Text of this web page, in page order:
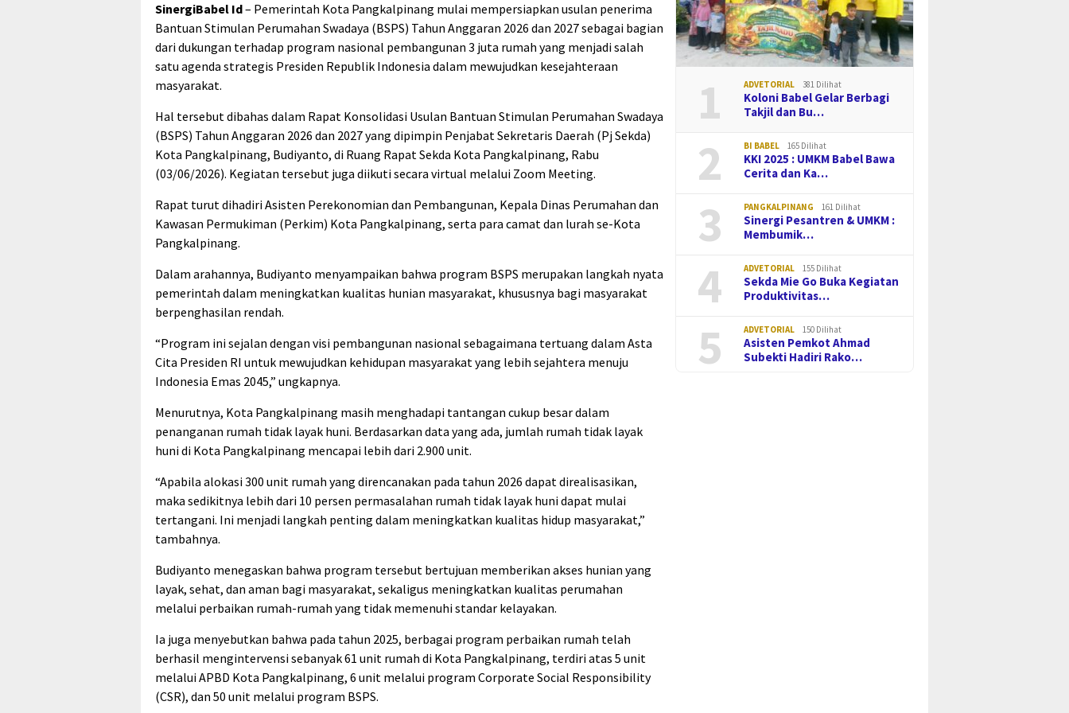
SinergiBabel Id– Pemerintah Kota Pangkalpinang mulai mempersiapkan usulan penerima
Bantuan Stimulan Perumahan Swadaya (BSPS) Tahun Anggaran 2026 dan 2027 sebagai bagian
dari dukungan terhadap program nasional pembangunan 3 juta rumah yang menjadi salah
satu agenda strategis Presiden Republik Indonesia dalam mewujudkan kesejahteraan
masyarakat.
Hal tersebut dibahas dalam Rapat Konsolidasi Usulan Bantuan Stimulan Perumahan Swadaya
(BSPS) Tahun Anggaran 2026 dan 2027 yang dipimpin Penjabat Sekretaris Daerah (Pj Sekda)
Kota Pangkalpinang, Budiyanto, di Ruang Rapat Sekda Kota Pangkalpinang, Rabu
(03/06/2026). Kegiatan tersebut juga diikuti secara virtual melalui Zoom Meeting.
Rapat turut dihadiri Asisten Perekonomian dan Pembangunan, Kepala Dinas Perumahan dan
Kawasan Permukiman (Perkim) Kota Pangkalpinang, serta para camat dan lurah se-Kota
Pangkalpinang.
Dalam arahannya, Budiyanto menyampaikan bahwa program BSPS merupakan langkah nyata
pemerintah dalam meningkatkan kualitas hunian masyarakat, khususnya bagi masyarakat
berpenghasilan rendah.
“Program ini sejalan dengan visi pembangunan nasional sebagaimana tertuang dalam Asta
Cita Presiden RI untuk mewujudkan kehidupan masyarakat yang lebih sejahtera menuju
Indonesia Emas 2045,” ungkapnya.
Menurutnya, Kota Pangkalpinang masih menghadapi tantangan cukup besar dalam
penanganan rumah tidak layak huni. Berdasarkan data yang ada, jumlah rumah tidak layak
huni di Kota Pangkalpinang mencapai lebih dari 2.900 unit.
“Apabila alokasi 300 unit rumah yang direncanakan pada tahun 2026 dapat direalisasikan,
maka sedikitnya lebih dari 10 persen permasalahan rumah tidak layak huni dapat mulai
tertangani. Ini menjadi langkah penting dalam meningkatkan kualitas hidup masyarakat,”
tambahnya.
Budiyanto menegaskan bahwa program tersebut bertujuan memberikan akses hunian yang
layak, sehat, dan aman bagi masyarakat, sekaligus meningkatkan kualitas perumahan
melalui perbaikan rumah-rumah yang tidak memenuhi standar kelayakan.
Ia juga menyebutkan bahwa pada tahun 2025, berbagai program perbaikan rumah telah
berhasil mengintervensi sebanyak 61 unit rumah di Kota Pangkalpinang, terdiri atas 5 unit
melalui APBD Kota Pangkalpinang, 6 unit melalui program Corporate Social Responsibility
(CSR), dan 50 unit melalui program BSPS.
1 ADVETORIAL 381 Dilihat
Koloni Babel Gelar Berbagi
Takjil dan Bu…
2 BI BABEL 165 Dilihat
KKI 2025 : UMKM Babel Bawa
Cerita dan Ka…
3 PANGKALPINANG 161 Dilihat
Sinergi Pesantren & UMKM :
Membumik…
4 ADVETORIAL 155 Dilihat
Sekda Mie Go Buka Kegiatan
Produktivitas…
5 ADVETORIAL 150 Dilihat
Asisten Pemkot Ahmad
Subekti Hadiri Rako…